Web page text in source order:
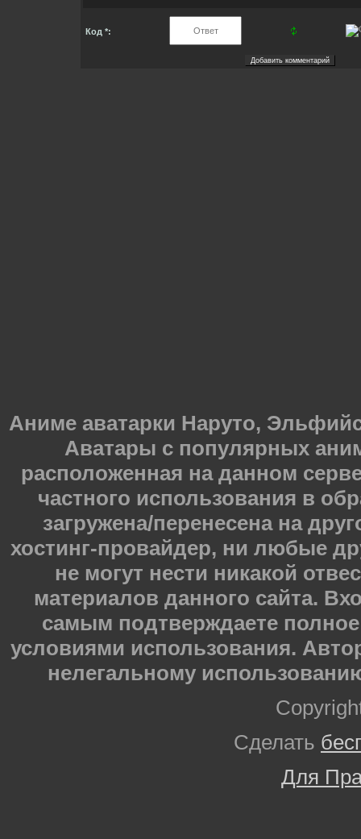
Код *:
Аниме аватарки Наруто,
Аватары с популярных
расположенная на данном
частного использования в
загружена/перенесена на
хостинг-провайдер, ни любые
не могут нести никакой
материалов данного сайта.
самым подтверждаете
условиями использования.
нелегальному
Сделать
Для